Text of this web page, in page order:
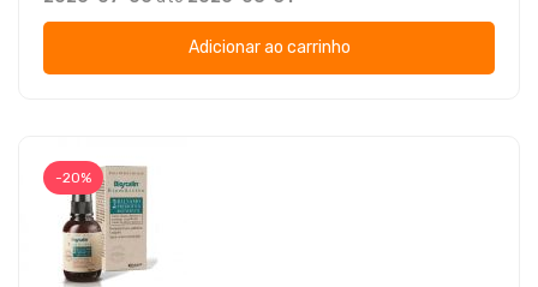
Adicionar ao carrinho
-20%